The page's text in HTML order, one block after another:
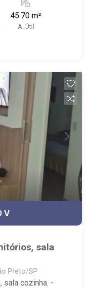
- Próximo as
hospitais
45.70 m²
A. Útil
V
sala
Preto/SP
cozinha. -